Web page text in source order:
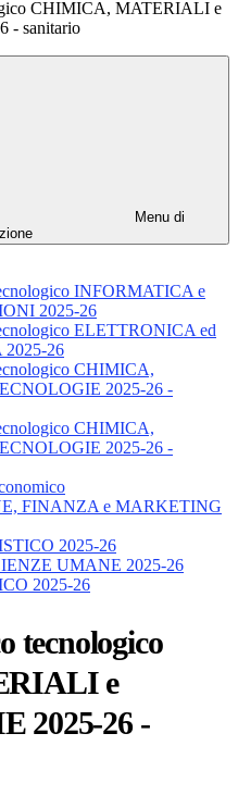
CHIMICA, MATERIALI e
- sanitario
Menu di
INFORMATICA e
2025-26
ELETTRONICA ed
26
CHIMICA,
2025-26 -
CHIMICA,
2025-26 -
FINANZA e MARKETING
2025-26
UMANE 2025-26
2025-26
tecnologico
e
2025-26 -